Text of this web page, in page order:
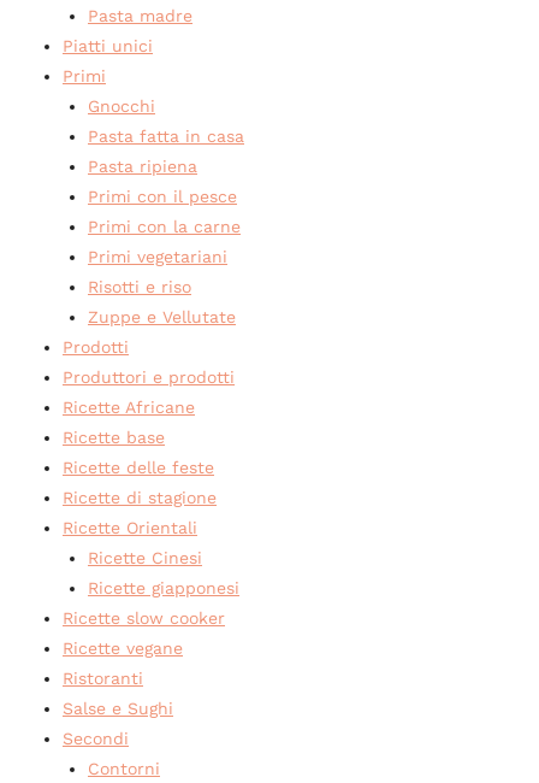
Pasta madre
Piatti unici
Primi
Gnocchi
Pasta fatta in casa
Pasta ripiena
Primi con il pesce
Primi con la carne
Primi vegetariani
Risotti e riso
Zuppe e Vellutate
Prodotti
Produttori e prodotti
Ricette Africane
Ricette base
Ricette delle feste
Ricette di stagione
Ricette Orientali
Ricette Cinesi
Ricette giapponesi
Ricette slow cooker
Ricette vegane
Ristoranti
Salse e Sughi
Secondi
Contorni